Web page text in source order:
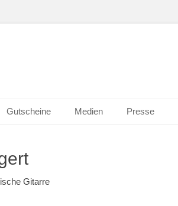
Gutscheine Medien Presse
Gitarre